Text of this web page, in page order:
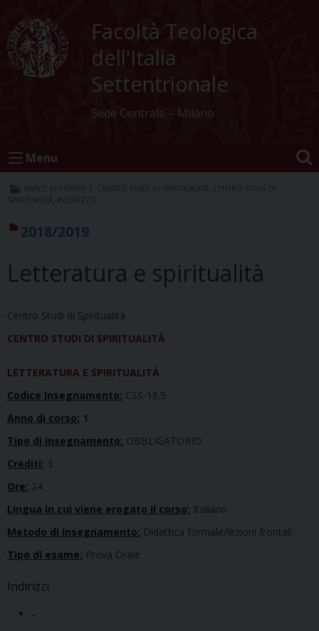
content
Facoltà Teologica
dell'Italia
Settentrionale
Sede Centrale – Milano
Menu
ANNO DI CORSO 1 CENTRO STUDI DI SPIRITUALITÀ CENTRO STUDI DI
SPIRITUALITÀ INDIRIZZO -
2018/2019
Letteratura e spiritualità
Centro Studi di Spiritualità
CENTRO STUDI DI SPIRITUALITÀ
LETTERATURA E SPIRITUALITÀ
Codice Insegnamento: CSS-18.5
Anno di corso: 1
Tipo di insegnamento: OBBLIGATORIO
Crediti: 3
Ore: 24
Lingua in cui viene erogato il corso: Italiano
Metodo di insegnamento: Didattica formale/lezioni frontali
Tipo di esame: Prova Orale
Indirizzi
–